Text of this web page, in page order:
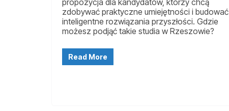
zdobywać praktyczne umiejętności i budować
inteligentne rozwiązania przyszłości. Gdzie
możesz podjąć takie studia w Rzeszowie?
Read More